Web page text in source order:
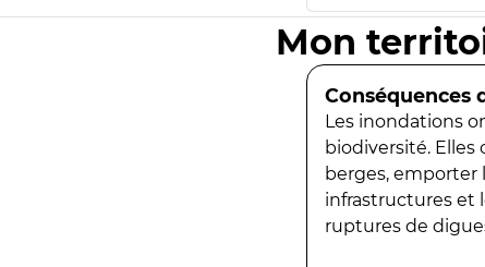
Mon
Conséquences
Les inondations
biodiversité.
berges, emporter
infrastructures et
ruptures de